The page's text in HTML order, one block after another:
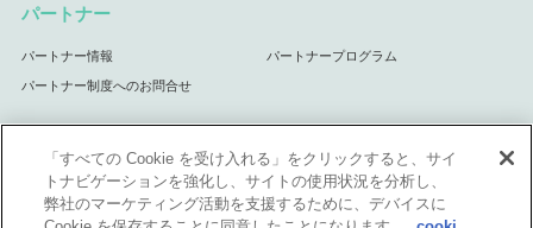
パートナー
パートナー情報 パートナープログラム
パートナー制度へのお問合せ
サポート
「すべての Cookie を受け入れる」をクリックすると、サイ
トナビゲーションを強化し、サイトの使用状況を分析し、
弊社のマーケティング活動を支援するために、デバイスに